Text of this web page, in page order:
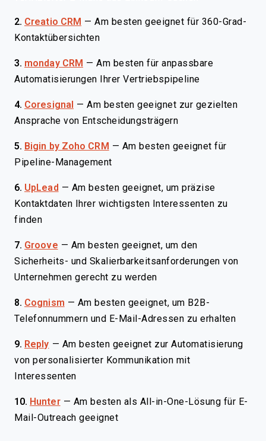
2. Creatio CRM —Am besten geeignet für 360-Grad-
Kontaktübersichten
3. monday CRM — Am besten für anpassbare
Automatisierungen Ihrer Vertriebspipeline
4. Coresignal — Am besten geeignet zur gezielten
Ansprache von Entscheidungsträgern
5. Bigin by Zoho CRM — Am besten geeignet für
Pipeline-Management
6. UpLead — Am besten geeignet, um präzise
Kontaktdaten Ihrer wichtigsten Interessenten zu
finden
7. Groove — Am besten geeignet, um den
Sicherheits- und Skalierbarkeitsanforderungen von
Unternehmen gerecht zu werden
8. Cognism — Am besten geeignet, um B2B-
Telefonnummern und E-Mail-Adressen zu erhalten
9. Reply — Am besten geeignet zur Automatisierung
von personalisierter Kommunikation mit
Interessenten
10. Hunter — Am besten als All-in-One-Lösung für E-
Mail-Outreach geeignet